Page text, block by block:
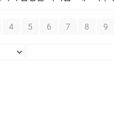
4 5 6 7 8 9